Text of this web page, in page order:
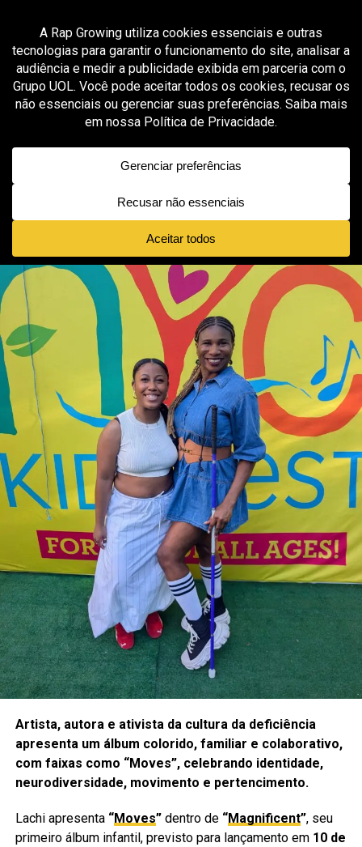
GROOVER X RAP GROWING
Lachi transforma música infantil em
ferramenta de inclusão no projeto
“Magnificent”
Artista, autora e ativista da cultura da deficiência
apresenta um álbum colorido, familiar e colaborativo,
com faixas como “Moves”, celebrando identidade,
neurodiversidade, movimento e pertencimento.
Lachi apresenta “Moves”dentro de “Magnificent”, seu
primeiro álbum infantil, previsto para lançamento em 10 de